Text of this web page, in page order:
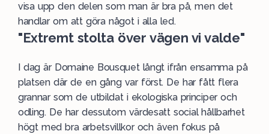
visa upp den delen som man är bra på, men det
handlar om att göra något i alla led.
"Extremt stolta över vägen vi valde"
I dag är Domaine Bousquet långt ifrån ensamma på
platsen där de en gång var först. De har fått flera
grannar som de utbildat i ekologiska principer och
odling. De har dessutom värdesatt social hållbarhet
högt med bra arbetsvillkor och även fokus på